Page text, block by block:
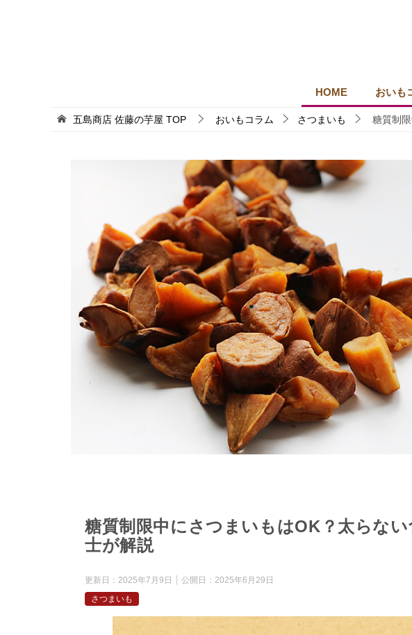
HOME おいも
五島商店 佐藤の芋屋 TOP おいもコラム さつまいも 糖質制
糖質制限中にさつまいもはOK？太らな
士が解説
更新日： 2025年7月9日 公開日： 2025年6月29日
さつまいも